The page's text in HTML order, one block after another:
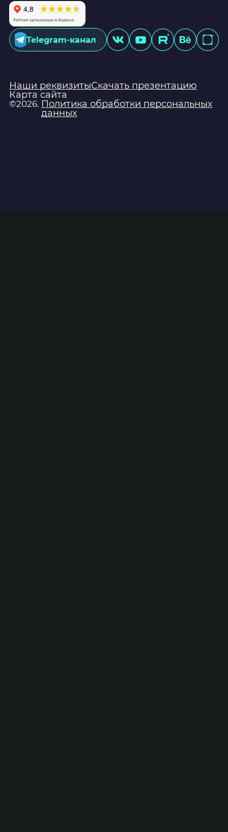
Telegram-канал
Наши реквизитыСкачать презентацию
Карта сайта
©2026. Политика обработки персональных
данных